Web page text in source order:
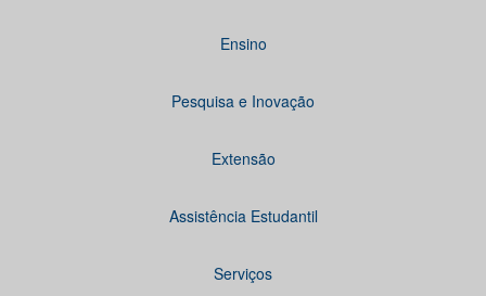
Ensino
Pesquisa e Inovação
Extensão
Assistência Estudantil
Serviços